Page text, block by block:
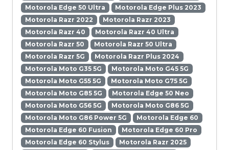
Motorola Edge 50 Ultra
Motorola Edge Plus 2023
Motorola Razr 2022
Motorola Razr 2023
Motorola Razr 40
Motorola Razr 40 Ultra
Motorola Razr 50
Motorola Razr 50 Ultra
Motorola Razr 5G
Motorola Razr Plus 2024
Motorola Moto G35 5G
Motorola Moto G45 5G
Motorola Moto G55 5G
Motorola Moto G75 5G
Motorola Moto G85 5G
Motorola Edge 50 Neo
Motorola Moto G56 5G
Motorola Moto G86 5G
Motorola Moto G86 Power 5G
Motorola Edge 60
Motorola Edge 60 Fusion
Motorola Edge 60 Pro
Motorola Edge 60 Stylus
Motorola Razr 2025